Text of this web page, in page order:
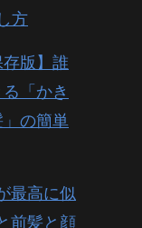
方
存版】誰
「かき
の簡単
最高に似
前髪と顔